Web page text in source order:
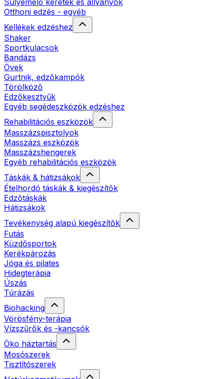
Súlyemelő keretek és állványok
Otthoni edzés - egyéb
Kellékek edzéshez
Shaker
Sportkulacsok
Bandázs
Övek
Gurtnik, edzőkampók
Törölköző
Edzőkesztyűk
Egyéb segédeszközök edzéshez
Rehabilitációs eszközök
Masszázspisztolyok
Masszázs eszközök
Masszázshengerek
Egyéb rehabilitációs eszközök
Táskák & hátizsákok
Ételhordó táskák & kiegészítők
Edzőtáskák
Hátizsákok
Tevékenység alapú kiegészítők
Futás
Küzdősportok
Kerékpározás
Jóga és pilates
Hidegterápia
Úszás
Túrázás
Biohacking
Vörösfény-terápia
Vízszűrők és -kancsók
Öko háztartás
Mosószerek
Tisztítószerek